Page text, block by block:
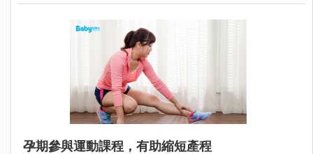
孕期參與運動課程，有助縮短產程